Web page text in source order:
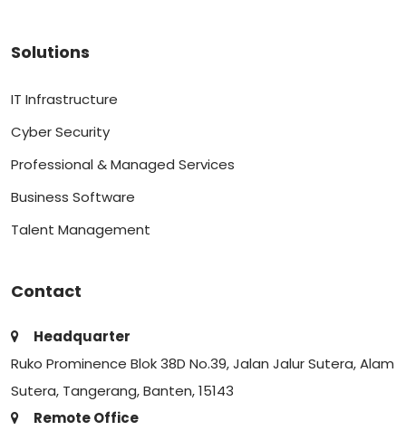
Solutions
IT Infrastructure
Cyber Security
Professional & Managed Services
Business Software
Talent Management
Contact
Headquarter
Ruko Prominence Blok 38D No.39, Jalan Jalur Sutera, Alam
Sutera, Tangerang, Banten, 15143
Remote Office